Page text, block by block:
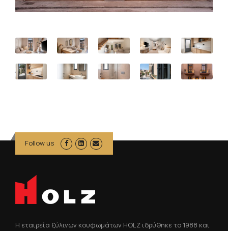
Follow us
Η εταιρεία ξύλινων κουφωμάτων HOLZ ιδρύθηκε το 1988 και